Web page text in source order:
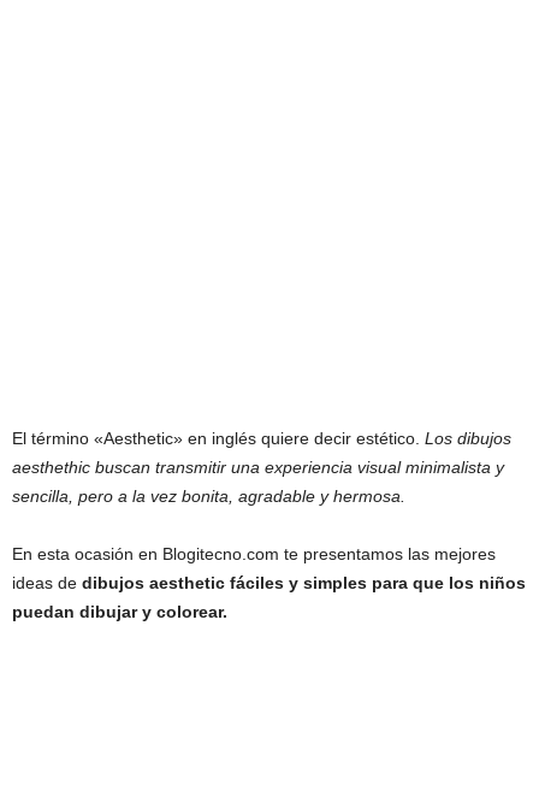
El término «Aesthetic» en inglés quiere decir estético. Los dibujos
aesthethic buscan transmitir una experiencia visual minimalista y
sencilla, pero a la vez bonita, agradable y hermosa.
En esta ocasión en Blogitecno.com te presentamos las mejores
ideas de dibujos aesthetic fáciles y simples para que los niños
puedan dibujar y colorear.